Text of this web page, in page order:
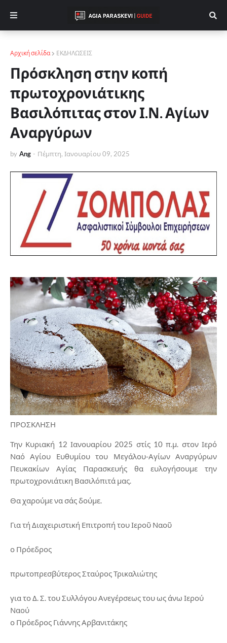
Αρχική σελίδα ΕΚΔΗΛΩΣΕΙΣ
Πρόσκληση στην κοπή
πρωτοχρονιάτικης
Βασιλόπιτας στον Ι.Ν. Αγίων
Αναργύρων
by Ang - Πέμπτη, Ιανουαρίου 09, 2025
ΠΡΟΣΚΛΗΣΗ
Την Κυριακή 12 Ιανουαρίου 2025 στίς 10 π.μ. στον Ιερό
Ναό Αγίου Ευθυμίου του Μεγάλου-Αγίων Αναργύρων
Πευκακίων Αγίας Παρασκευής θα ευλογήσουμε την
πρωτοχρονιάτικη Βασιλόπιτά μας.
Θα χαρούμε να σάς δούμε.
Για τή Διαχειριστική Επιτροπή του Ιεροῦ Ναοῦ
ο Πρόεδρος
πρωτοπρεσβύτερος Σταύρος Τρικαλιώτης
για το Δ. Σ. του Συλλόγου Ανεγέρσεως του ως άνω Ιερού
Ναού
ο Πρόεδρος Γιάννης Αρβανιτάκης